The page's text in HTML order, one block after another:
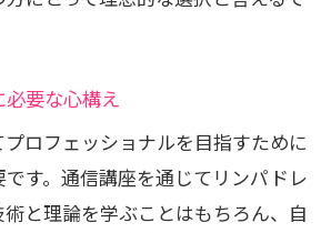
要な心構え
ロフェッショナルを目指すために
す。通信講座を通じてリンパドレ
と理論を学ぶことはもちろん、自